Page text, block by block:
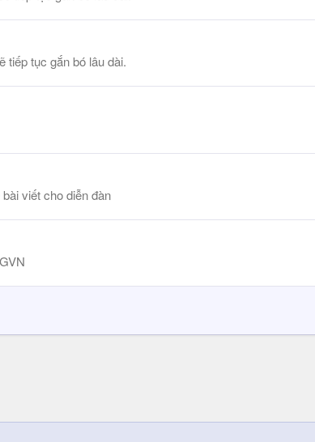
tiếp tục gắn bó lâu dài.
viết cho diễn đàn